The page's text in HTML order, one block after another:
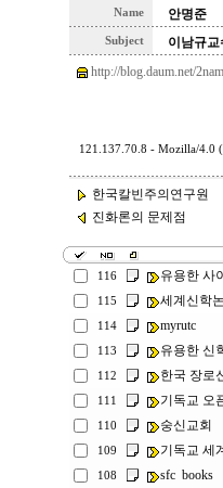
Name 안명준
Subject
이남규
http://blog.daum.net/
121.137.70.8 - Mozilla/4.0
한국칼빈주의연구원
진화론의 문제점
116 유용한 사
115 세계신학
114 myrutc
113 유용한 신
112 한국 장로
111 기독교 오
110 숭신교회
109 기독교 세
108 sfc books